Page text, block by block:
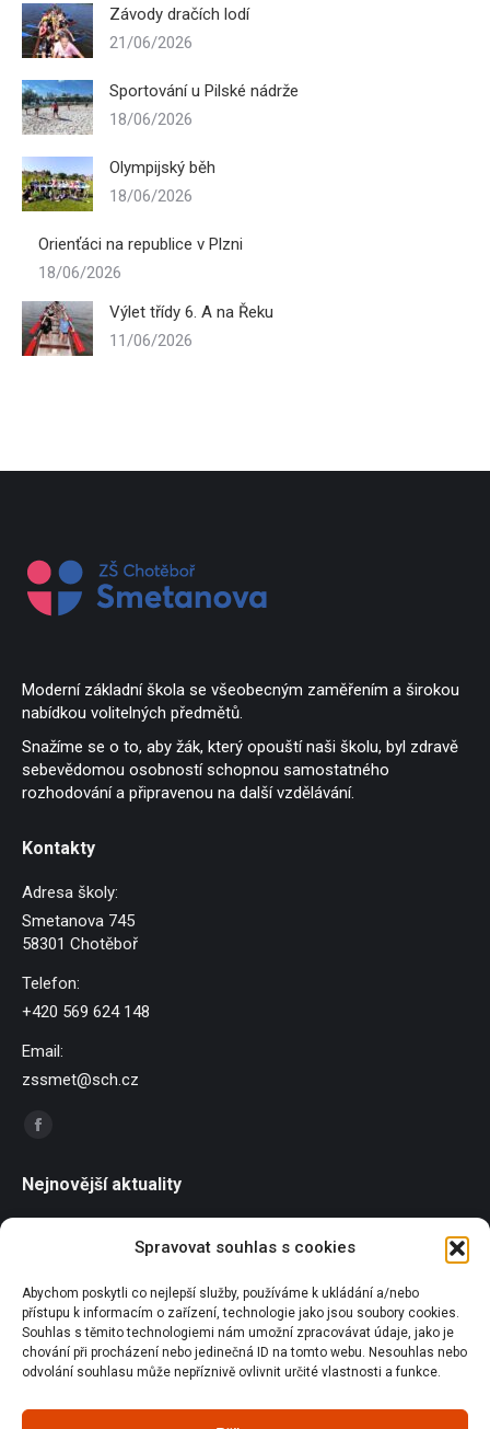
Spravovat souhlas s cookies
Abychom poskytli co nejlepší služby, používáme k ukládání a/nebo
přístupu k informacím o zařízení, technologie jako jsou soubory cookies.
Souhlas s těmito technologiemi nám umožní zpracovávat údaje, jako je
chování při procházení nebo jedinečná ID na tomto webu. Nesouhlas nebo
odvolání souhlasu může nepříznivě ovlivnit určité vlastnosti a funkce.
Závody dračích lodí
21/06/2026
Sportování u Pilské nádrže
18/06/2026
Olympijský běh
18/06/2026
Orienťáci na republice v Plzni
18/06/2026
Výlet třídy 6. A na Řeku
11/06/2026
Moderní základní škola se všeobecným zaměřením a širokou
nabídkou volitelných předmětů.
Snažíme se o to, aby žák, který opouští naši školu, byl zdravě
sebevědomou osobností schopnou samostatného
rozhodování a připravenou na další vzdělávání.
Kontakty
Adresa školy:
Smetanova 745
58301 Chotěboř
Telefon:
+420 569 624 148
Email:
zssmet@sch.cz
Find us on:
Facebook
opens
in
Nejnovější aktuality
21/06/2026
Sportování u Pilské nádrže
18/06/2026
Olympijský běh
18/06/2026